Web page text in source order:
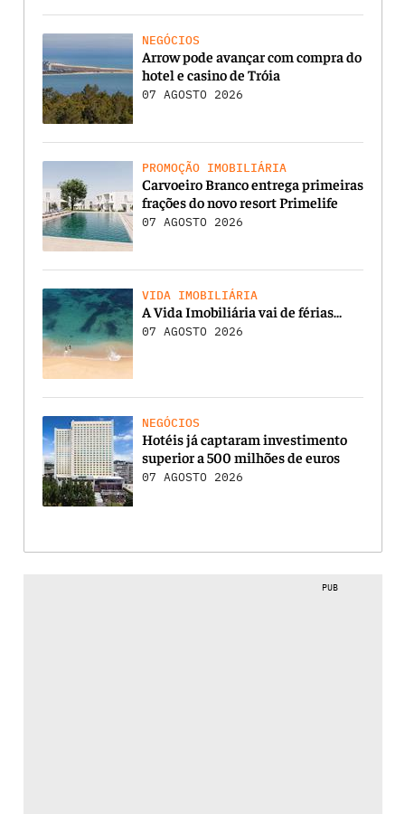
NEGÓCIOS
Arrow pode avançar com compra do
hotel e casino de Tróia
07 AGOSTO 2026
PROMOÇÃO IMOBILIÁRIA
Carvoeiro Branco entrega primeiras
frações do novo resort Primelife
07 AGOSTO 2026
VIDA IMOBILIÁRIA
A Vida Imobiliária vai de férias…
07 AGOSTO 2026
NEGÓCIOS
Hotéis já captaram investimento
superior a 500 milhões de euros
07 AGOSTO 2026
PUB